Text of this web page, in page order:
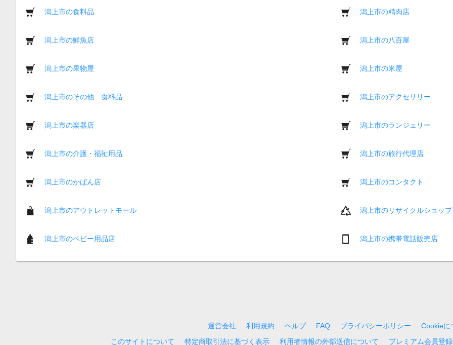
潟上市の食料品 潟上市の精肉店
潟上市の鮮魚店 潟上市の八百屋
潟上市の果物屋 潟上市の米屋
潟上市のその他 食料品 潟上市のアクセサリー
潟上市の楽器店 潟上市のランジェリー
潟上市の介護・福祉用品 潟上市の旅行代理店
潟上市のかばん店 潟上市のコンタクト
潟上市のアウトレットモール 潟上市のリサイクルショップ
潟上市のベビー用品店 潟上市の携帯電話販売店
運営会社 利用規約 ヘルプ FAQ プライバシーポリシー
Cookieに
このサイトについて
特定商取引法に基づく表示 利用者情報の外部送信について プレミアム会員登